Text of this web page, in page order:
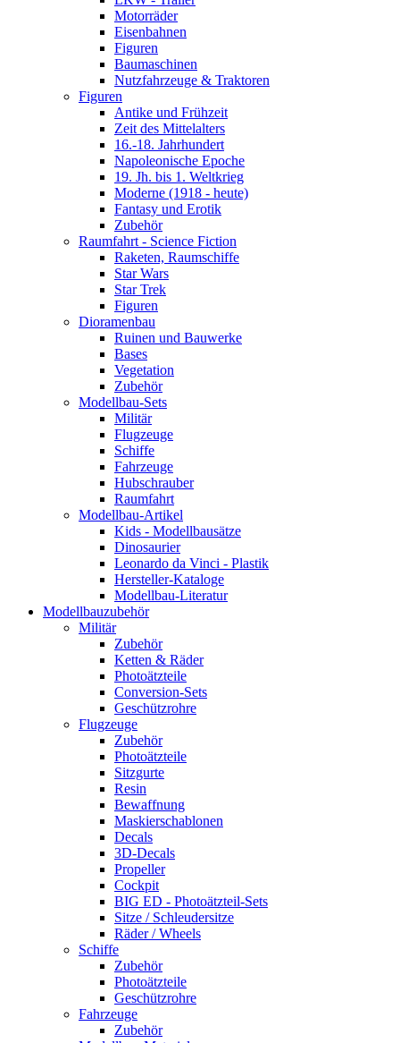
Motorräder
Eisenbahnen
Figuren
Baumaschinen
Nutzfahrzeuge & Traktoren
Figuren
Antike und Frühzeit
Zeit des Mittelalters
16.-18. Jahrhundert
Napoleonische Epoche
19. Jh. bis 1. Weltkrieg
Moderne (1918 - heute)
Fantasy und Erotik
Zubehör
Raumfahrt - Science Fiction
Raketen, Raumschiffe
Star Wars
Star Trek
Figuren
Dioramenbau
Ruinen und Bauwerke
Bases
Vegetation
Zubehör
Modellbau-Sets
Militär
Flugzeuge
Schiffe
Fahrzeuge
Hubschrauber
Raumfahrt
Modellbau-Artikel
Kids - Modellbausätze
Dinosaurier
Leonardo da Vinci - Plastik
Hersteller-Kataloge
Modellbau-Literatur
Modellbauzubehör
Militär
Zubehör
Ketten & Räder
Photoätzteile
Conversion-Sets
Geschützrohre
Flugzeuge
Zubehör
Photoätzteile
Sitzgurte
Resin
Bewaffnung
Maskierschablonen
Decals
3D-Decals
Propeller
Cockpit
BIG ED - Photoätzteil-Sets
Sitze / Schleudersitze
Räder / Wheels
Schiffe
Zubehör
Photoätzteile
Geschützrohre
Fahrzeuge
Zubehör